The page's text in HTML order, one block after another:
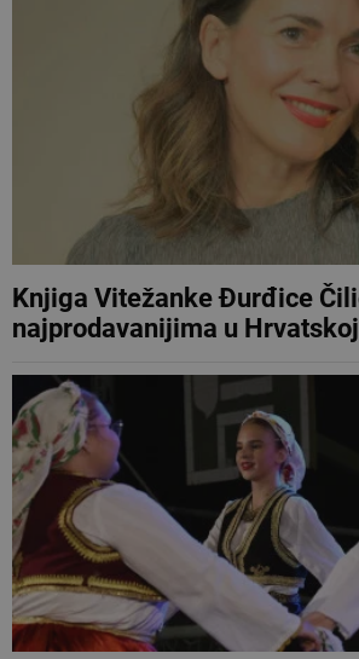
Knjiga Vitežanke Đurđice
najprodavanijima u Hrvatskoj